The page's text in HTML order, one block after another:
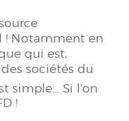
! Notamment en
qui est,
sociétés du
simple… Si l’on
!